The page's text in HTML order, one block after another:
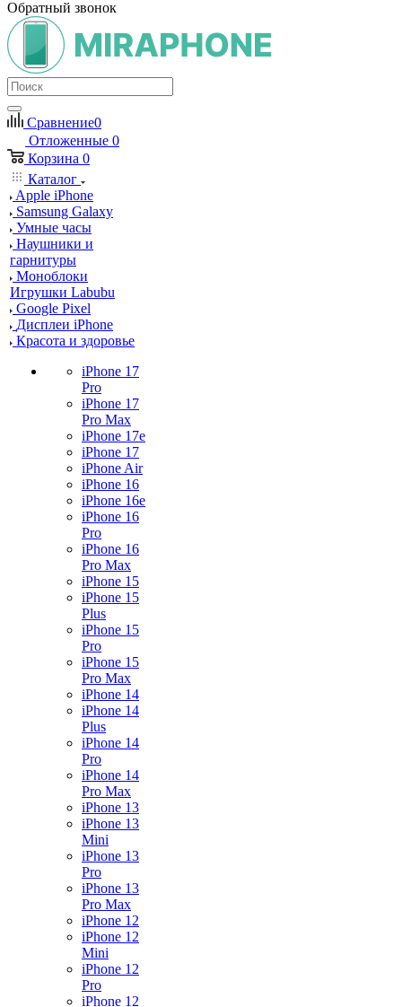
Обратный звонок
Сравнение0
Отложенные 0
Корзина 0
Каталог
Apple iPhone
Samsung Galaxy
Умные часы
Наушники и
гарнитуры
Моноблоки
Игрушки Labubu
Google Pixel
Дисплеи iPhone
Красота и здоровье
iPhone 17
Pro
iPhone 17
Pro Max
iPhone 17e
iPhone 17
iPhone Air
iPhone 16
iPhone 16e
iPhone 16
Pro
iPhone 16
Pro Max
iPhone 15
iPhone 15
Plus
iPhone 15
Pro
iPhone 15
Pro Max
iPhone 14
iPhone 14
Plus
iPhone 14
Pro
iPhone 14
Pro Max
iPhone 13
iPhone 13
Mini
iPhone 13
Pro
iPhone 13
Pro Max
iPhone 12
iPhone 12
Mini
iPhone 12
Pro
iPhone 12